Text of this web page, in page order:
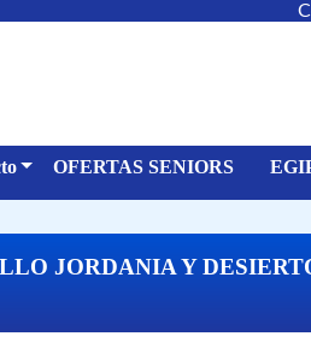
OFERTAS SENIORS
JORDANIA Y